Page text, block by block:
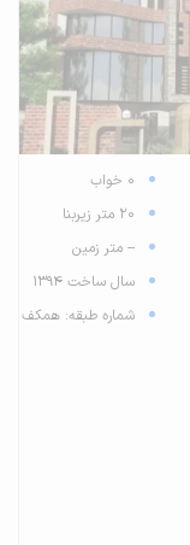
0 خواب
20 متر زیربنا
-- متر زمین
سال ساخت 1394
شماره طبقه: همکف